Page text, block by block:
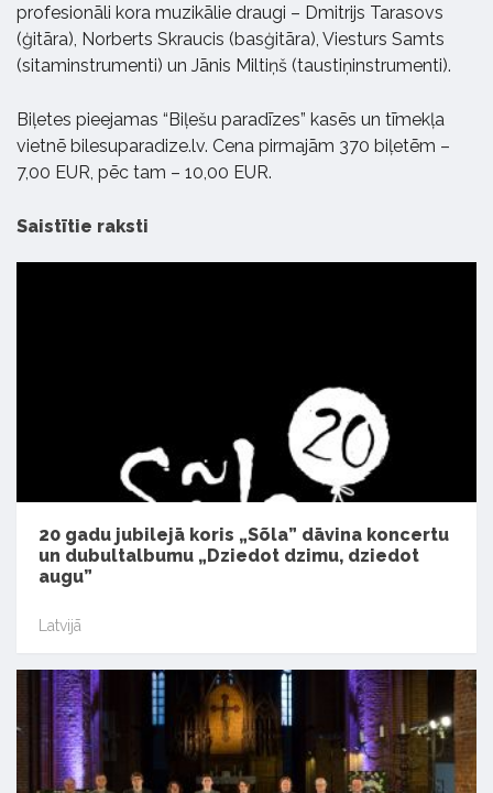
profesionāli kora muzikālie draugi – Dmitrijs Tarasovs
(ģitāra), Norberts Skraucis (basģitāra), Viesturs Samts
(sitaminstrumenti) un Jānis Miltiņš (taustiņinstrumenti).
Biļetes pieejamas “Biļešu paradīzes” kasēs un tīmekļa
vietnē bilesuparadize.lv. Cena pirmajām 370 biļetēm –
7,00 EUR, pēc tam – 10,00 EUR.
Saistītie raksti
20 gadu jubilejā koris „Sõla” dāvina koncertu
un dubultalbumu „Dziedot dzimu, dziedot
augu”
Latvijā